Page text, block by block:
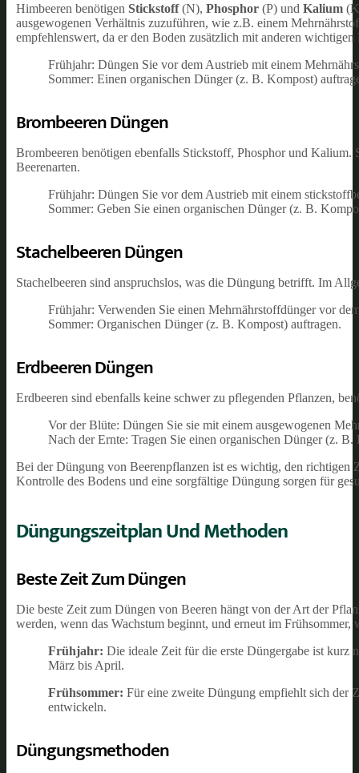
Himbeeren benötigen Stickstoff(N), Phosphor (P) und Kalium
ausgewogenen Verhältnis zuzuführen, wie z.B. einem
empfehlenswert, da er den Boden zusätzlich mit anderen
Frühjahr: Düngen Sie vor dem Austrieb mit einem
Sommer: Einen organischen Dünger (z. B. Kompost)
Brombeeren Düngen
Brombeeren benötigen ebenfalls Stickstoff, Phosphor und
Beerenarten.
Frühjahr: Düngen Sie vor dem Austrieb mit einem
Sommer: Geben Sie einen organischen Dünger (z. B.
Stachelbeeren Düngen
Stachelbeeren sind anspruchslos, was die Düngung betrifft. Im
Frühjahr: Verwenden Sie einen Mehrnährstoffdünger vor
Sommer: Organischen Dünger (z. B. Kompost) auftragen.
Erdbeeren Düngen
Erdbeeren sind ebenfalls keine schwer zu pflegenden Pflanzen,
Vor der Blüte: Düngen Sie sie mit einem ausgewogenen
Nach der Ernte: Tragen Sie einen organischen Dünger (z.
Bei der Düngung von Beerenpflanzen ist es wichtig, den richtigen
Kontrolle des Bodens und eine sorgfältige Düngung sorgen für
Düngungszeitplan Und Methoden
Beste Zeit Zum Düngen
Die beste Zeit zum Düngen von Beeren hängt von der Art der
werden, wenn das Wachstum beginnt, und erneut im Frühsommer,
Frühjahr: Die ideale Zeit für die erste Düngergabe ist kurz
März bis April.
Frühsommer: Für eine zweite Düngung empfiehlt sich der
entwickeln.
Düngungsmethoden